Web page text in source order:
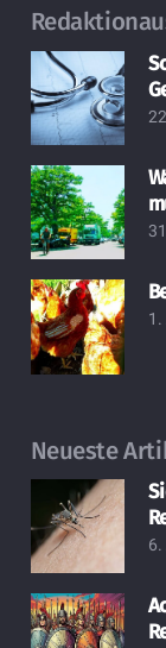
Neueste